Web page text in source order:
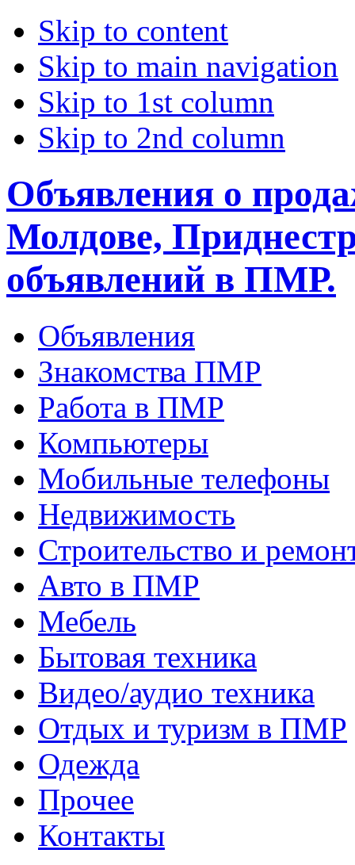
Skip to content
Skip to main navigation
Skip to 1st column
Skip to 2nd column
Объявления о
Молдове,
объявлений в ПМР.
Объявления
Знакомства ПМР
Работа в ПМР
Компьютеры
Мобильные телефоны
Недвижимость
Строительство и
Авто в ПМР
Мебель
Бытовая техника
Видео/аудио техника
Отдых и туризм в ПМР
Одежда
Прочее
Контакты